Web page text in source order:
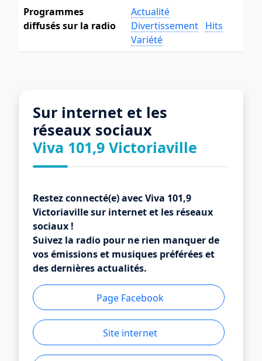
Programmes
diffusés sur la radio
Actualité
Divertissement Hits
Variété
Sur internet et les
réseaux sociaux
Viva 101,9 Victoriaville
Restez connecté(e) avec Viva 101,9
Victoriaville sur internet et les réseaux
sociaux !
Suivez la radio pour ne rien manquer de
vos émissions et musiques préférées et
des dernières actualités.
Page Facebook
Site internet